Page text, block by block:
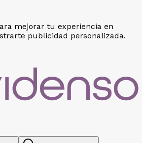
mejorar tu experiencia en
publicidad personalizada.